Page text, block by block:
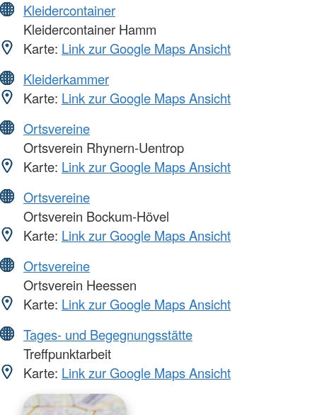
Kleidercontainer
Kleidercontainer Hamm
Karte: Link zur Google Maps Ansicht
Kleiderkammer
Karte: Link zur Google Maps Ansicht
Ortsvereine
Ortsverein Rhynern-Uentrop
Karte: Link zur Google Maps Ansicht
Ortsvereine
Ortsverein Bockum-Hövel
Karte: Link zur Google Maps Ansicht
Ortsvereine
Ortsverein Heessen
Karte: Link zur Google Maps Ansicht
Tages- und Begegnungsstätte
Treffpunktarbeit
Karte: Link zur Google Maps Ansicht